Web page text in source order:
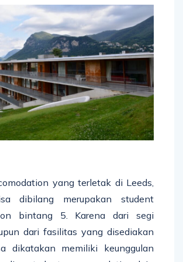
yang terletak di Leeds,
dibilang merupakan student
bintang 5. Karena dari segi
dari fasilitas yang disediakan
dikatakan memiliki keunggulan